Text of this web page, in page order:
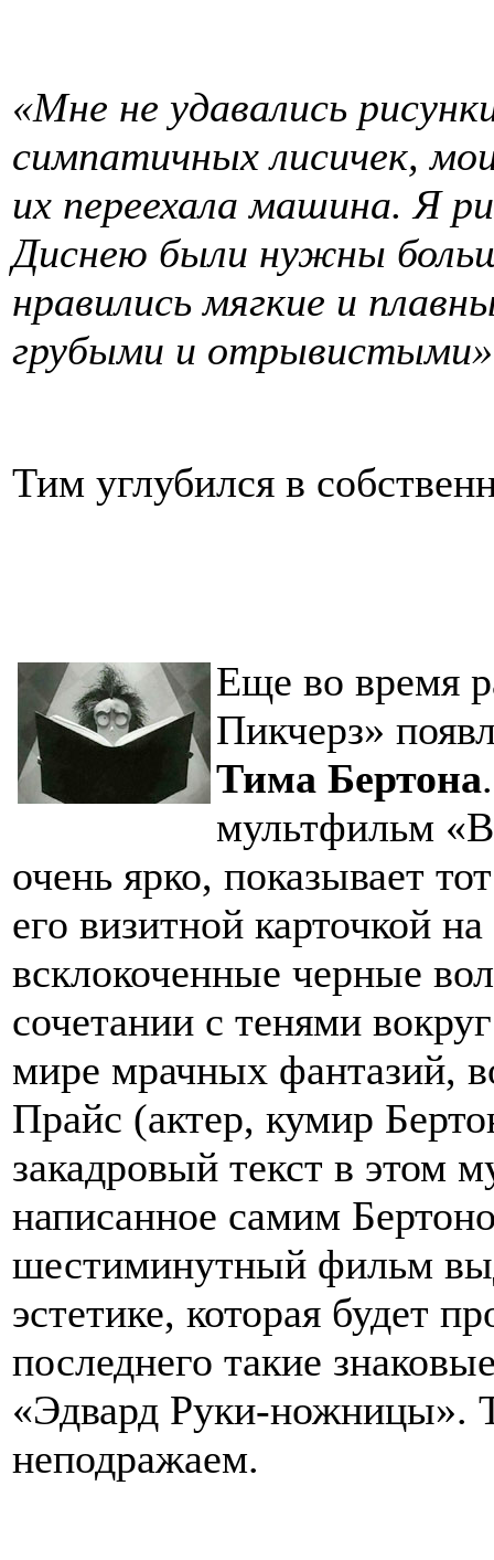
«Мне не удавались
симпатичных лисичек,
их переехала машина. Я
Диснею были нужны
нравились мягкие и
грубыми и
Тим углубился в
Еще во время
Пикчерз»
Тима Бертона
мультфильм
очень ярко, показывает
его визитной карточкой
всклокоченные черные
сочетании с тенями
мире мрачных фантазий,
Прайс (актер, кумир
закадровый текст в этом
написанное самим
шестиминутный фильм
эстетике, которая будет
последнего такие
«Эдвард Руки-ножницы».
неподражаем.